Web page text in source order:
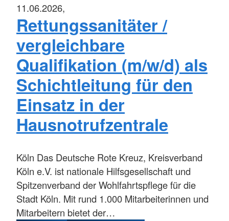
11.06.2026,
Rettungssanitäter /
vergleichbare
Qualifikation (m/w/d) als
Schichtleitung für den
Einsatz in der
Hausnotrufzentrale
Köln Das Deutsche Rote Kreuz, Kreisverband
Köln e.V. ist nationale Hilfsgesellschaft und
Spitzenverband der Wohlfahrtspflege für die
Stadt Köln. Mit rund 1.000 Mitarbeiterinnen und
Mitarbeitern bietet der…